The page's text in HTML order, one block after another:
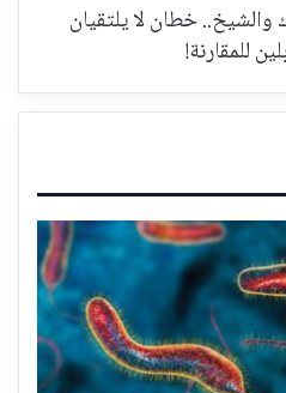
والشيخ.. خطان لا يلتقيان
للمقارنة!